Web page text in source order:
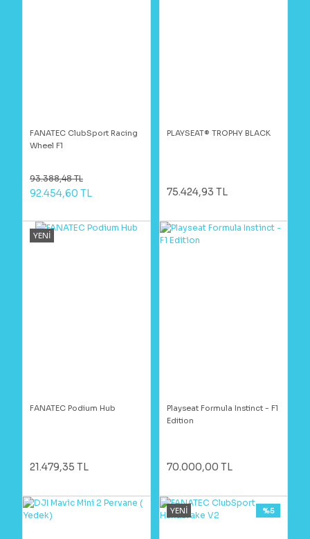
FANATEC ClubSport Racing
Wheel F1
93.388,48 TL
92.454,60 TL
PLAYSEAT® TROPHY BLACK
75.424,93 TL
YENİ
FANATEC Podium Hub
21.479,35 TL
Playseat Formula Instinct - F1
Edition
70.000,00 TL
YENİ %5